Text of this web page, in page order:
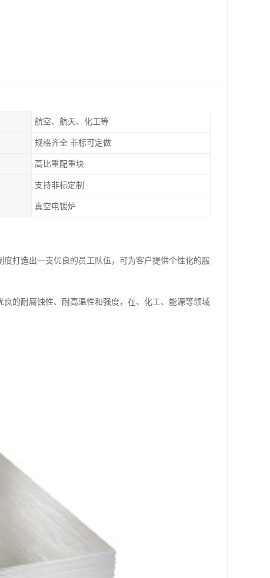
航空、航天、化工等
规格齐全 非标可定做
高比重配重块
支持非标定制
真空电镀炉
打造出一支优良的员工队伍，可为客户提供个性化的服
的耐腐蚀性、耐高温性和强度，在、化工、能源等领域